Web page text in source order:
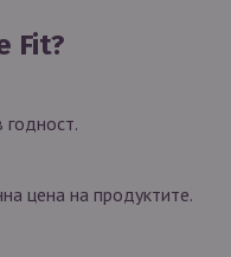
Fit?
годност.
цена на продуктите.